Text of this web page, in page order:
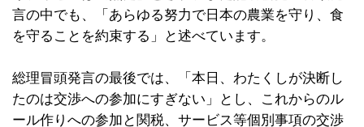
言の中でも、「あらゆる努力で日本の農業を守り、食
を守ることを約束する」と述べています。
総理冒頭発言の最後では、「本日、わたくしが決断し
たのは交渉への参加にすぎない」とし、これからのル
ール作りへの参加と関税、サービス等個別事項の交渉